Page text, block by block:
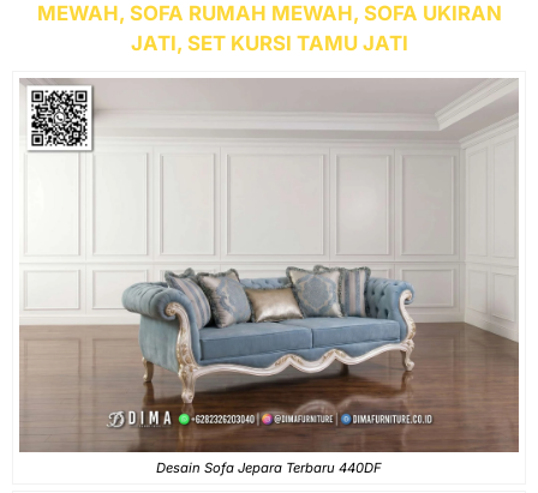
MEWAH, SOFA RUMAH MEWAH, SOFA UKIRAN
JATI, SET KURSI TAMU JATI
Desain Sofa Jepara Terbaru 440DF